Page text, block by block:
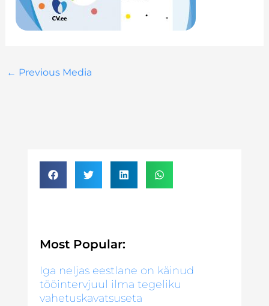
← Previous Media
Most Popular:
Iga neljas eestlane on käinud
tööintervjuul ilma tegeliku
vahetuskavatsuseta